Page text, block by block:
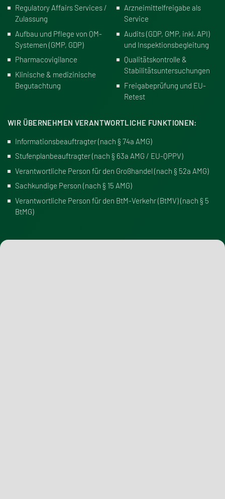
Regulatory Affairs Services /
Zulassung
Aufbau und Pflege von QM-
Systemen (GMP, GDP)
Pharmacovigilance
Klinische & medizinische
Begutachtung
Arzneimittelfreigabe als
Service
Audits (GDP, GMP, inkl. API)
und Inspektionsbegleitung
Qualitätskontrolle &
Stabilitätsuntersuchungen
Freigabeprüfung und EU-
Retest
WIR ÜBERNEHMEN VERANTWORTLICHE FUNKTIONEN:
Informationsbeauftragter (nach § 74a AMG)
Stufenplanbeauftragter (nach § 63a AMG / EU-QPPV)
Verantwortliche Person für den Großhandel (nach § 52a AMG)
Sachkundige Person (nach § 15 AMG)
Verantwortliche Person für den BtM-Verkehr (BtMV)(nach § 5
BtMG)